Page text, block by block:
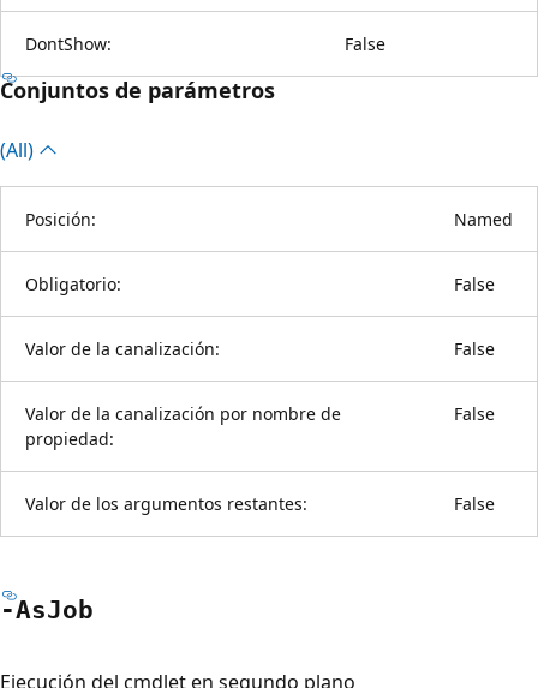
DontShow: False
Conjuntos de parámetros
(All)
Posición: Named
Obligatorio: False
Valor de la canalización: False
Valor de la canalización por nombre de
propiedad:
False
Valor de los argumentos restantes: False
-AsJob
Ejecución del cmdlet en segundo plano